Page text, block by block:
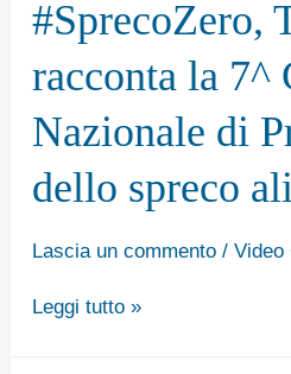
spreco
alimentare
#SprecoZero,
racconta la 7^
Nazionale di
dello spreco
Lascia un commento / Video
racconta
la
7^
Giornata
Nazionale
Prevenzione
dello
Leggi tutto »